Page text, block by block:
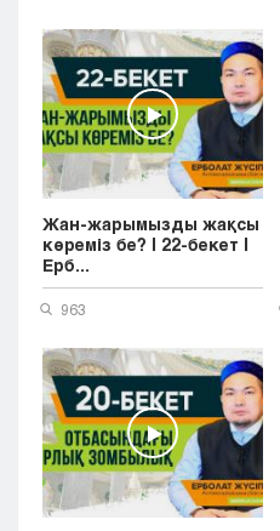
Жан-жарымызды жақсы
көреміз бе? | 22-бекет |
Ерб...
963